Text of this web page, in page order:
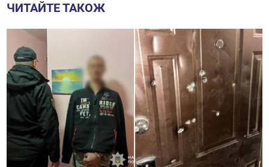
ЧИТАЙТЕ ТАКОЖ